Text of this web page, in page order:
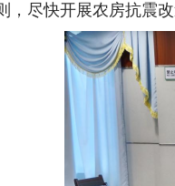
，尽快开展农房抗震